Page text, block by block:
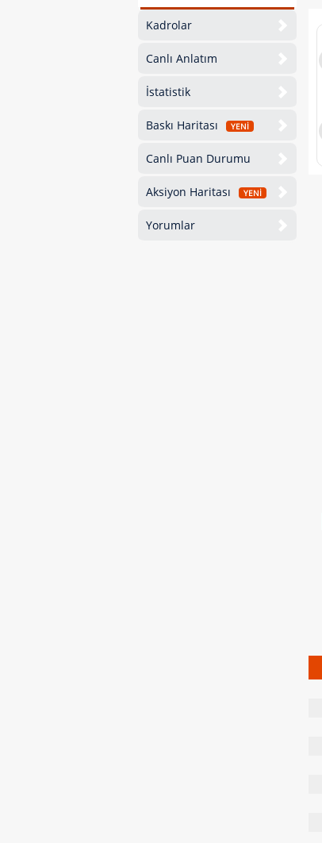
Kadrolar
Canlı Anlatım
İstatistik
Baskı Haritası YENİ
Canlı Puan Durumu
Aksiyon Haritası YENİ
Yorumlar